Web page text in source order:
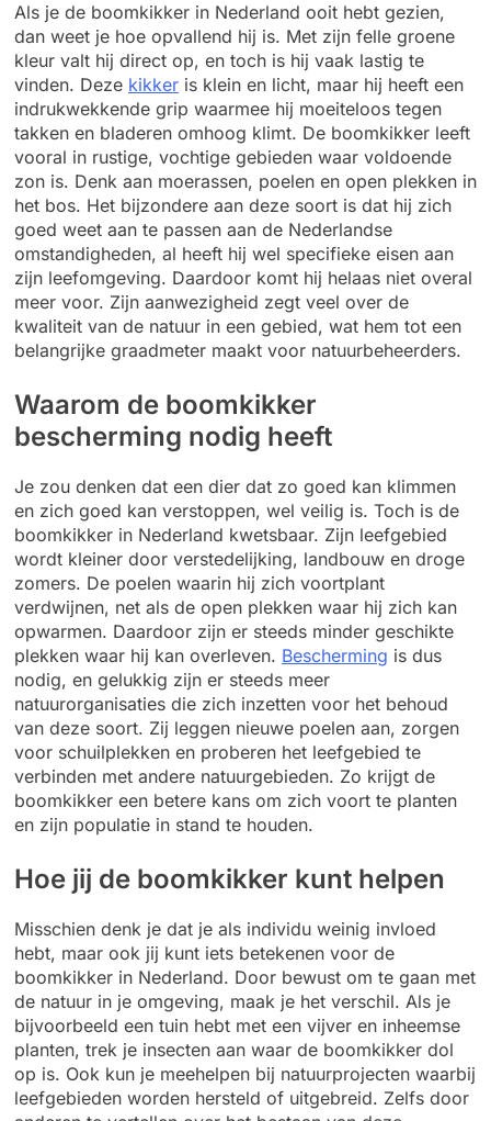
Als je de boomkikker in Nederland ooit hebt gezien,
dan weet je hoe opvallend hij is. Met zijn felle groene
kleur valt hij direct op, en toch is hij vaak lastig te
vinden. Deze kikker is klein en licht, maar hij heeft een
indrukwekkende grip waarmee hij moeiteloos tegen
takken en bladeren omhoog klimt. De boomkikker leeft
vooral in rustige, vochtige gebieden waar voldoende
zon is. Denk aan moerassen, poelen en open plekken in
het bos. Het bijzondere aan deze soort is dat hij zich
goed weet aan te passen aan de Nederlandse
omstandigheden, al heeft hij wel specifieke eisen aan
zijn leefomgeving. Daardoor komt hij helaas niet overal
meer voor. Zijn aanwezigheid zegt veel over de
kwaliteit van de natuur in een gebied, wat hem tot een
belangrijke graadmeter maakt voor natuurbeheerders.
Waarom de boomkikker
bescherming nodig heeft
Je zou denken dat een dier dat zo goed kan klimmen
en zich goed kan verstoppen, wel veilig is. Toch is de
boomkikker in Nederland kwetsbaar. Zijn leefgebied
wordt kleiner door verstedelijking, landbouw en droge
zomers. De poelen waarin hij zich voortplant
verdwijnen, net als de open plekken waar hij zich kan
opwarmen. Daardoor zijn er steeds minder geschikte
plekken waar hij kan overleven. Bescherming is dus
nodig, en gelukkig zijn er steeds meer
natuurorganisaties die zich inzetten voor het behoud
van deze soort. Zij leggen nieuwe poelen aan, zorgen
voor schuilplekken en proberen het leefgebied te
verbinden met andere natuurgebieden. Zo krijgt de
boomkikker een betere kans om zich voort te planten
en zijn populatie in stand te houden.
Hoe jij de boomkikker kunt helpen
Misschien denk je dat je als individu weinig invloed
hebt, maar ook jij kunt iets betekenen voor de
boomkikker in Nederland. Door bewust om te gaan met
de natuur in je omgeving, maak je het verschil. Als je
bijvoorbeeld een tuin hebt met een vijver en inheemse
planten, trek je insecten aan waar de boomkikker dol
op is. Ook kun je meehelpen bij natuurprojecten waarbij
leefgebieden worden hersteld of uitgebreid. Zelfs door